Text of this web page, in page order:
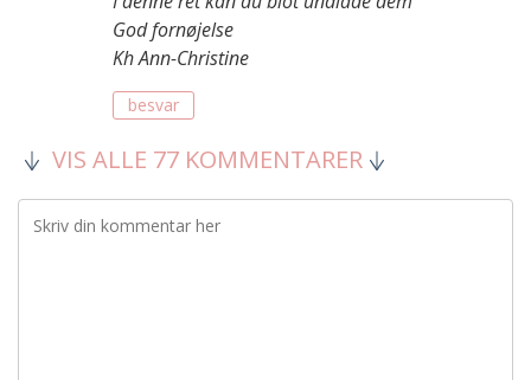
God fornøjelse
Kh Ann-Christine
besvar
VIS ALLE 77 KOMMENTARER